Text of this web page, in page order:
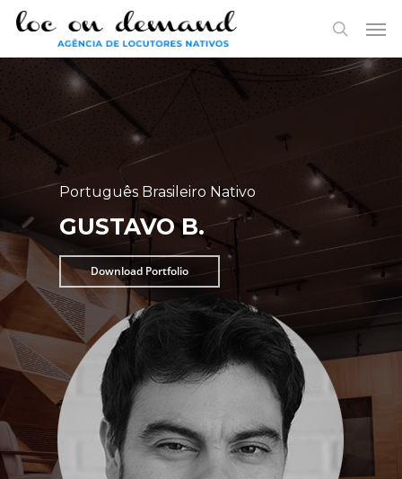
Skip
main
search
Português Brasileiro Nativo
GUSTAVO B.
Download Portfolio